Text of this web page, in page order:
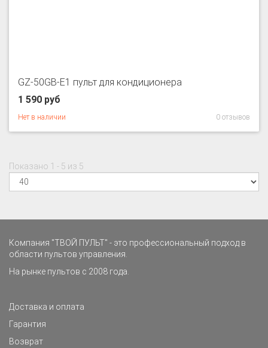
GZ-50GB-E1 пульт для кондиционера
1 590 руб
Нет в наличии 0 отзывов
Показано 1 - 5 из 5
Компания "ТВОЙ ПУЛЬТ" - это профессиональный подход в
области пультов управления.
На рынке пультов с 2008 года.
Доставка и оплата
Гарантия
Возврат